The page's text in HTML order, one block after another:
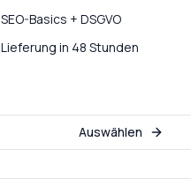
SEO-Basics + DSGVO
Lieferung in 48 Stunden
Auswählen